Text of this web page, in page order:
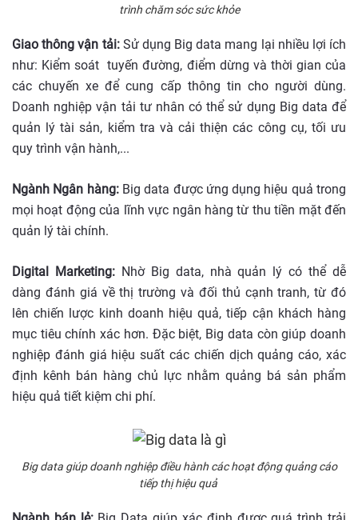
trình chăm sóc sức khỏe
Giao thông vận tải: Sử dụng Big data mang lại nhiều lợi ích
như: Kiểm soát tuyến đường, điểm dừng và thời gian của
các chuyến xe để cung cấp thông tin cho người dùng.
Doanh nghiệp vận tải tư nhân có thể sử dụng Big data để
quản lý tài sản, kiểm tra và cải thiện các công cụ, tối ưu
quy trình vận hành,...
Ngành Ngân hàng:Big data được ứng dụng hiệu quả trong
mọi hoạt động của lĩnh vực ngân hàng từ thu tiền mặt đến
quản lý tài chính.
Digital Marketing: Nhờ Big data, nhà quản lý có thể dễ
dàng đánh giá về thị trường và đối thủ cạnh tranh, từ đó
lên chiến lược kinh doanh hiệu quả, tiếp cận khách hàng
mục tiêu chính xác hơn. Đặc biệt, Big data còn giúp doanh
nghiệp đánh giá hiệu suất các chiến dịch quảng cáo, xác
định kênh bán hàng chủ lực nhằm quảng bá sản phẩm
hiệu quả tiết kiệm chi phí.
Big data giúp doanh nghiệp điều hành các hoạt động quảng cáo
tiếp thị hiệu quả